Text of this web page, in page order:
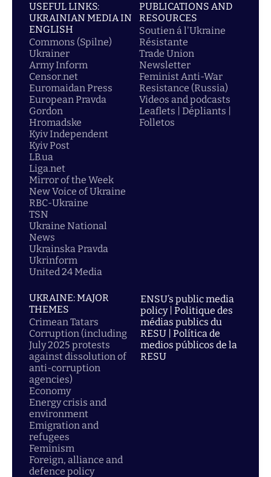
USEFUL LINKS:
UKRAINIAN MEDIA IN
ENGLISH
Commons (Spilne)
Ukrainer
Army Inform
Censor.net
Euromaidan Press
European Pravda
Gordon
Hromadske
Kyiv Independent
Kyiv Post
LB.ua
Liga.net
Mirror of the Week
New Voice of Ukraine
RBC-Ukraine
TSN
Ukraine National
News
Ukrainska Pravda
Ukrinform
United 24 Media
PUBLICATIONS AND
RESOURCES
Soutien á l'Ukraine
Résistante
Trade Union
Newsletter
Feminist Anti-War
Resistance (Russia)
Videos and podcasts
Leaflets | Dépliants |
Folletos
UKRAINE: MAJOR
THEMES
Crimean Tatars
Corruption (including
July 2025 protests
against dissolution of
anti-corruption
agencies)
Economy
Energy crisis and
environment
Emigration and
refugees
Feminism
Foreign, alliance and
defence policy
ENSU’s public media
policy | Politique des
médias publics du
RESU | Política de
medios públicos de la
RESU